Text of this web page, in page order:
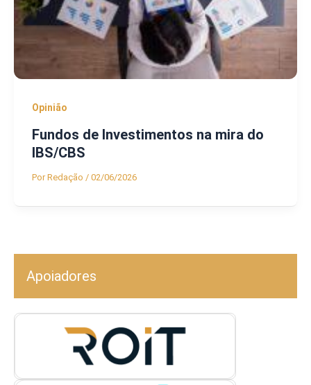
Opinião
Fundos de Investimentos na mira do
IBS/CBS
PorRedação / 02/06/2026
Apoiadores